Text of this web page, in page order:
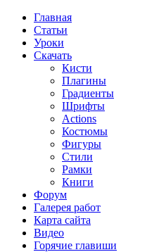
Главная
Статьи
Уроки
Скачать
Кисти
Плагины
Градиенты
Шрифты
Actions
Костюмы
Фигуры
Стили
Рамки
Книги
Форум
Галерея работ
Карта сайта
Видео
Горячие главиши